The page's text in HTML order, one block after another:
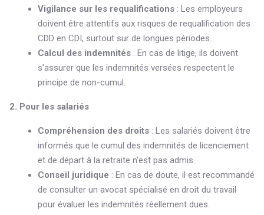
Vigilance sur les requalifications : Les employeurs
doivent être attentifs aux risques de requalification des
CDD en CDI, surtout sur de longues périodes.
Calcul des indemnités : En cas de litige, ils doivent
s'assurer que les indemnités versées respectent le
principe de non-cumul.
2. Pour les salariés
Compréhension des droits : Les salariés doivent être
informés que le cumul des indemnités de licenciement
et de départ à la retraite n'est pas admis.
Conseil juridique : En cas de doute, il est recommandé
de consulter un avocat spécialisé en droit du travail
pour évaluer les indemnités réellement dues.